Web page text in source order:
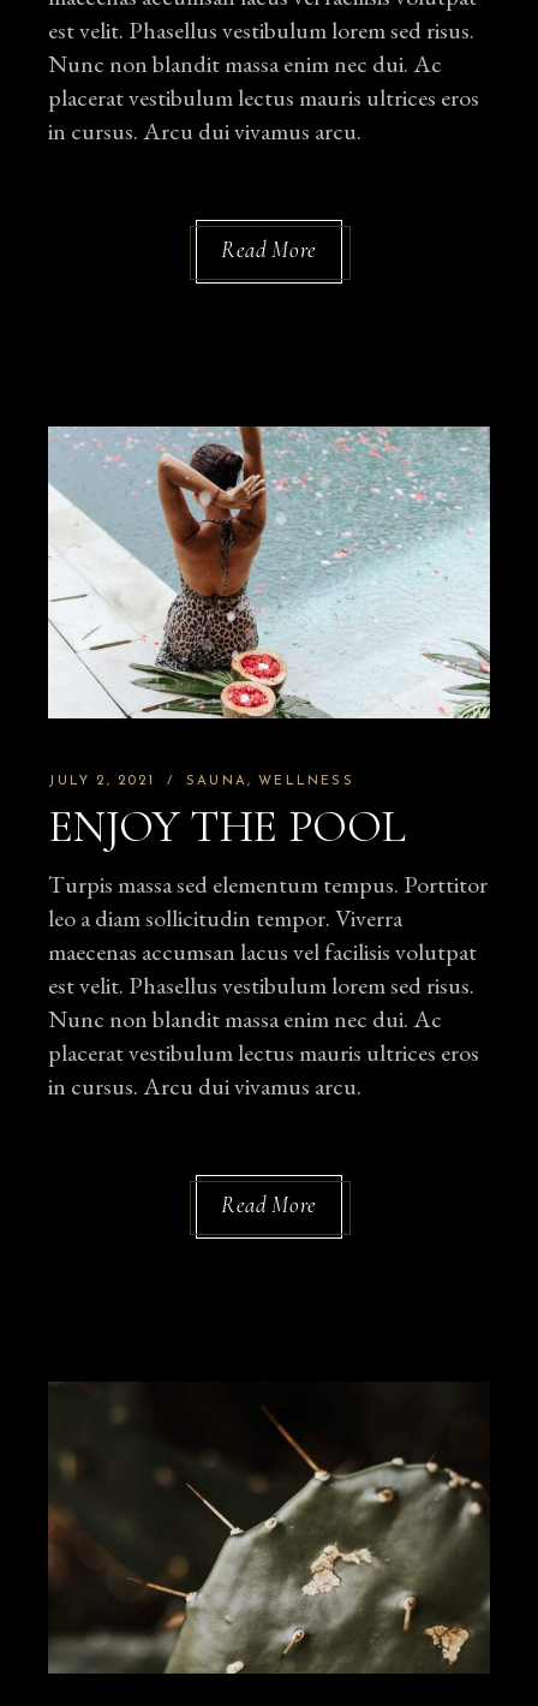
est velit. Phasellus vestibulum lorem sed risus.
Nunc non blandit massa enim nec dui. Ac
placerat vestibulum lectus mauris ultrices eros
in cursus. Arcu dui vivamus arcu.
Read More
JULY 2, 2021 SAUNA WELLNESS
ENJOY THE POOL
Turpis massa sed elementum tempus. Porttitor
leo a diam sollicitudin tempor. Viverra
maecenas accumsan lacus vel facilisis volutpat
est velit. Phasellus vestibulum lorem sed risus.
Nunc non blandit massa enim nec dui. Ac
placerat vestibulum lectus mauris ultrices eros
in cursus. Arcu dui vivamus arcu.
Read More